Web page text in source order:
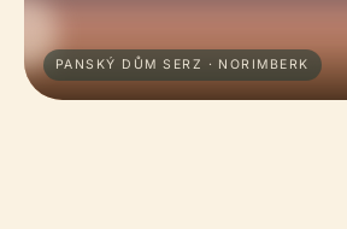
PANSKÝ DŮM SERZ · NORIMBERK